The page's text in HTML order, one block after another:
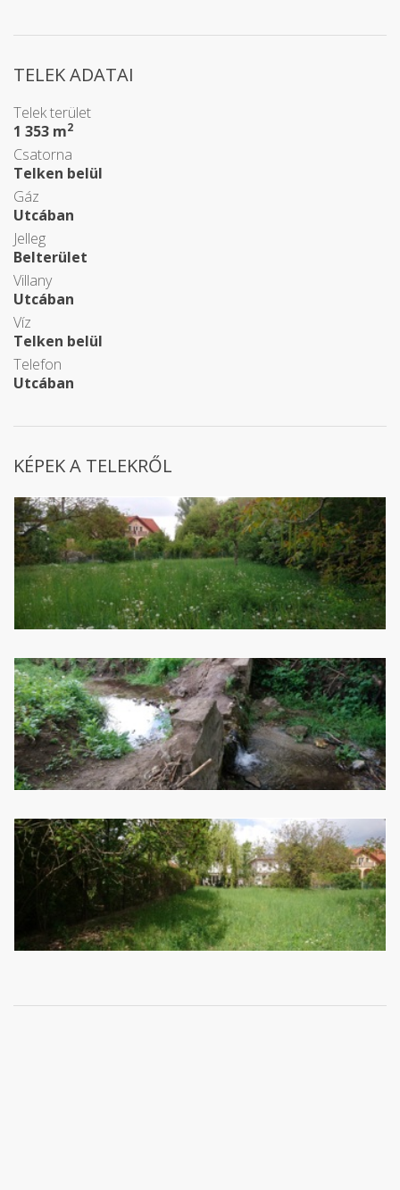
TELEK ADATAI
Telek terület
1 353 m2
Csatorna
Telken belül
Gáz
Utcában
Jelleg
Belterület
Villany
Utcában
Víz
Telken belül
Telefon
Utcában
KÉPEK A TELEKRŐL